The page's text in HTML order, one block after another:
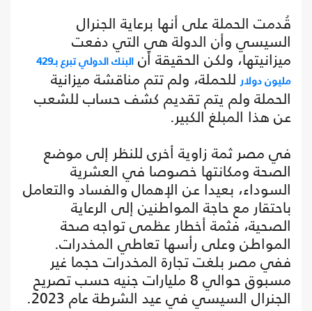
قُدمت الحملة على أنها برعاية الجنرال
السيسي وأن الدولة هي التي دفعت
ميزانيتها، ولكن الحقيقة أن
البنك الدولي تبرع بـ429
مليون دولارللحملة، ولم تتم مناقشة ميزانية
الحملة ولم يتم تقديم كشف حساب للشعب
عن هذا المبلغ الكبير.
في مصر ثمة زاوية أخرى للنظر إلى موضع
الصحة ومكانتها خصوصا في العشرية
السوداء، بعيدا عن الإهمال والفساد والتعامل
باحتقار مع حاجة المواطنين إلى الرعاية
الصحية، فثمة أخطار عظمى تواجه صحة
المواطن وعلى رأسها تعاطي المخدرات.
ففي مصر بلغت تجارة المخدرات حجما غير
مسبوق حوالي 8 مليارات جنيه حسب تصريح
الجنرال السيسي في عيد الشرطة عام 2023.